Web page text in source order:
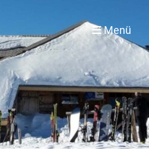
Menü